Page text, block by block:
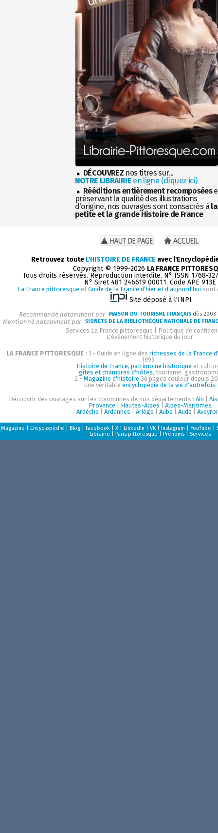
DÉCOUVREZ nos titres sur...
NOTRE LIBRAIRIEen ligne (cliquez ici)
Rééditions entièrement recomposées
préservant la qualité des illustrations
d'origine, nos ouvrages sont consacrés à la
petite et la grande Histoire de France
Retrouvez toute L'HISTOIRE DE FRANCE avec
Copyright © 1999-2026 LA FRANCE
Tous droits réservés. Reproduction interdite. N° ISSN 1768-
N° Siret 481 246619 00011. Code APE 913E
La France pittoresque et Guide de la France d'hier et d'aujourd'hui sont
Site déposé à l'INPI
Recommandé notamment par MAISON DU TOURISME FRANÇAIS dès
Mentionné notamment par SIGNETS DE LA BIBLIOTHÈQUE NATIONALE DE
Services La France pittoresque
Politique de
L'événement historique du jour
LA FRANCE PITTORESQUE : 1 - Guide en ligne des richesses de la France
1999 :
Histoire de France, patrimoine historique et
gîtes et chambres d'hôtes, tourisme,
2 - Magazine d'histoire 36 pages couleur depuis
une véritable encyclopédie de la vie d'autrefois
Découvrir des ouvrages sur les communes de nos départements : Ain
Provence
Hautes-Alpes
Alpes-Maritimes
Ardèche
Ardennes Ariège Aube Aude
Magazine Encyclopédie Blog| Facebook| X| LinkedIn VK| Instagram YouTube
Librairie
Paris pittoresque Prénoms| Services